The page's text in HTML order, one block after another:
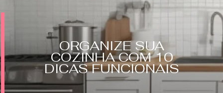
ORGANIZE SUA
COZINHA COM 10
DICAS FUNCIONAIS